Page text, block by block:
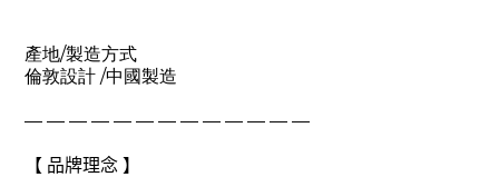
產地/製造方式
倫敦設計 /中國製造
— — — — — — — — — — — — —
【 品牌理念 】